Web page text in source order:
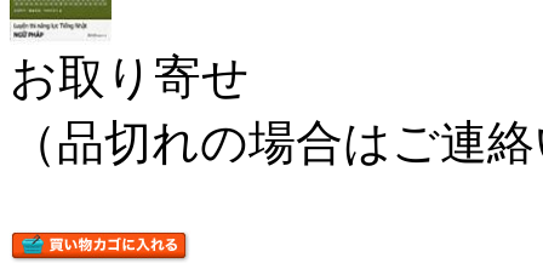
お取り寄せ
（品切れの場合はご連